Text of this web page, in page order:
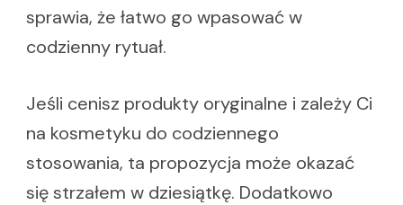
sprawia, że łatwo go wpasować w
codzienny rytuał.
Jeśli cenisz produkty oryginalne i zależy Ci
na kosmetyku do codziennego
stosowania, ta propozycja może okazać
się strzałem w dziesiątkę. Dodatkowo